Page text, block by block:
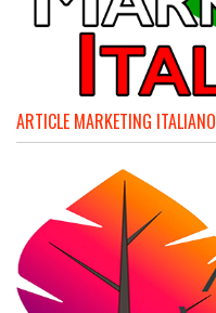
ARTICLE MARKETING ITALIANO